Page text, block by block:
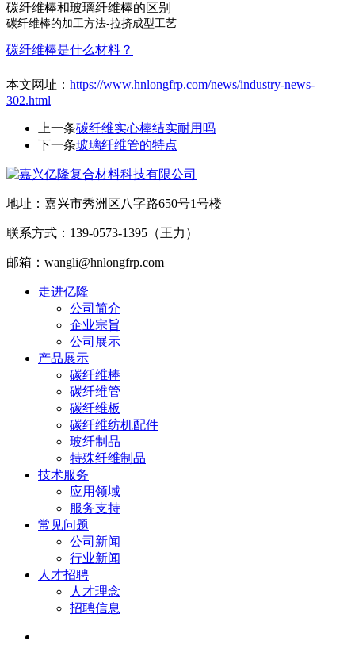
碳纤维棒和玻璃纤维棒的区别
碳纤维棒的加工方法-拉挤成型工艺
碳纤维棒是什么材料？
本文网址： https://www.hnlongfrp.com/news/industry-news-
302.html
上一条碳纤维实心棒结实耐用吗
下一条玻璃纤维管的特点
地址：嘉兴市秀洲区八字路650号1号楼
联系方式：139-0573-1395（王力）
邮箱：wangli@hnlongfrp.com
走进亿隆
公司简介
企业宗旨
公司展示
产品展示
碳纤维棒
碳纤维管
碳纤维板
碳纤维纺机配件
玻纤制品
特殊纤维制品
技术服务
应用领域
服务支持
常见问题
公司新闻
行业新闻
人才招聘
人才理念
招聘信息